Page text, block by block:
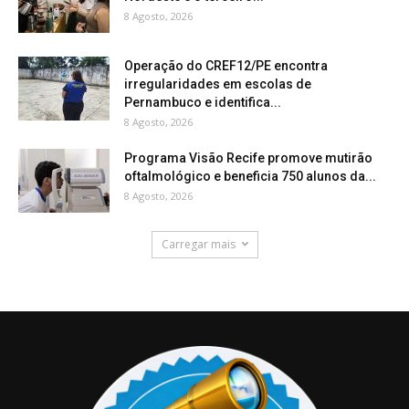
8 Agosto, 2026
Operação do CREF12/PE encontra
irregularidades em escolas de
Pernambuco e identifica...
8 Agosto, 2026
Programa Visão Recife promove mutirão
oftalmológico e beneficia 750 alunos da...
8 Agosto, 2026
Carregar mais